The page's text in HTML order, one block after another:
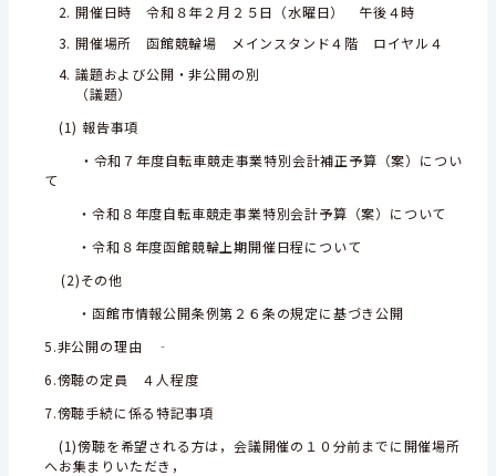
開催日時 令和８年２月２５日（水曜日） 午後４時
開催場所 函館競輪場 メインスタンド４階 ロイヤル４
議題および公開・非公開の別
（議題）
(1) 報告事項
・令和７年度自転車競走事業特別会計補正予算（案）につい
て
・令和８年度自転車競走事業特別会計予算（案）について
・令和８年度函館競輪上期開催日程について
(2)その他
・函館市情報公開条例第２６条の規定に基づき公開
5.非公開の理由 ‐
6.傍聴の定員 ４人程度
7.傍聴手続に係る特記事項
(1)傍聴を希望される方は，会議開催の１０分前までに開催場所
へお集まりいただき，